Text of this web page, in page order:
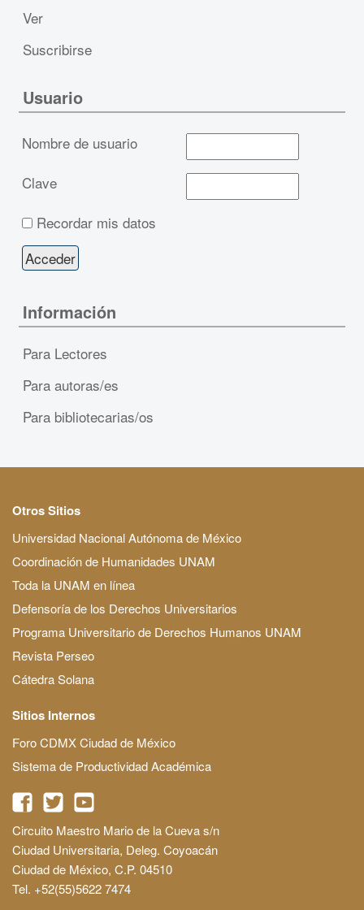
Ver
Suscribirse
Usuario
Nombre de usuario
Clave
Recordar mis datos
Información
Para Lectores
Para autoras/es
Para bibliotecarias/os
Otros Sitios
Universidad Nacional Autónoma de México
Coordinación de Humanidades UNAM
Toda la UNAM en línea
Defensoría de los Derechos Universitarios
Programa Universitario de Derechos Humanos UNAM
Revista Perseo
Cátedra Solana
Sitios Internos
Foro CDMX Ciudad de México
Sistema de Productividad Académica
Circuito Maestro Mario de la Cueva s/n
Ciudad Universitaria, Deleg. Coyoacán
Ciudad de México, C.P. 04510
Tel. +52(55)5622 7474